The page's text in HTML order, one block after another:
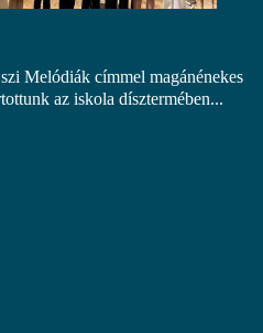
Melódiák címmel magánénekes
az iskola dísztermében...